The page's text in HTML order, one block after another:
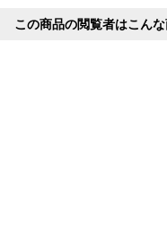
この商品の閲覧者はこん